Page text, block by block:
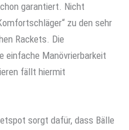
garantiert. Nicht
zu den sehr
Rackets. Die
einfache Manövrierbarkeit
fällt hiermit
sorgt dafür, dass Bälle